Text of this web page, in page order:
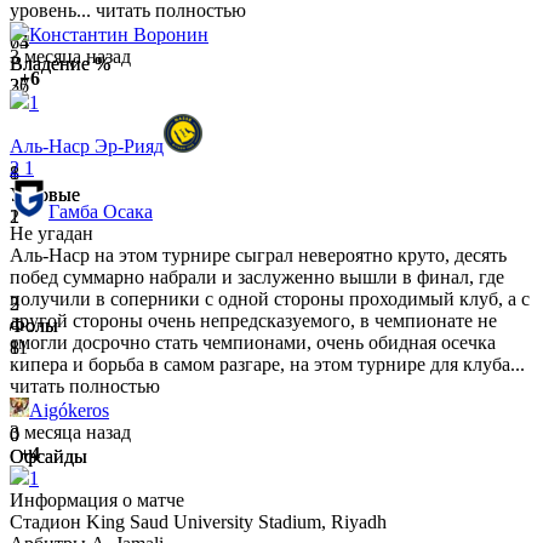
64
Владение %
36
1
Угловые
1
2
Фолы
8
0
Офсайды
2
73
Владение %
27
8
Угловые
2
3
Фолы
11
0
Офсайды
1
уровень... читать полностью
Константин Boронин
3 месяца назад
+6
1
Аль-Наср Эр-Рияд
2 1
Гамба Осака
Не угадан
Аль-Наср на этом турнире сыграл невероятно круто, десять
побед суммарно набрали и заслуженно вышли в финал, где
получили в соперники с одной стороны проходимый клуб, а с
другой стороны очень непредсказуемого, в чемпионате не
смогли досрочно стать чемпионами, очень обидная осечка
кипера и борьба в самом разгаре, на этом турнире для клуба...
читать полностью
Aigókeros
3 месяца назад
+4
1
Информация о матче
Стадион King Saud University Stadium, Riyadh